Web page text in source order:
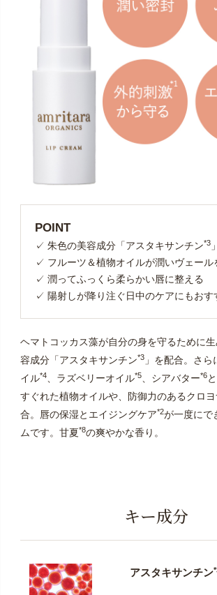
POINT
✓ 朱色の美容成分「アスタキサンチン*3
✓ フルーツ＆植物オイルが潤いヴェール
✓ 潤ってふっくら柔らかい唇に整える
✓ 陽射しが降り注ぐ日中のケアにもおす
ヘマトコッカス藻が自分の身を守るために
容成分「アスタキサンチン*3」を配合。さら
イル*4、ラズベリーオイル*5、シアバター*6
すぐれた植物オイルや、防御力のあるクロ
合。唇の保湿とエイジングケア*2が一度にで
ムです。甘夏*8の爽やかな香り。
キー成分
アスタキサンチン